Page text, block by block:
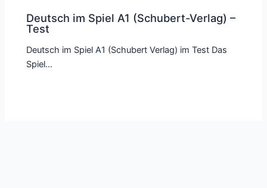
Deutsch im Spiel A1 (Schubert-Verlag) –
Test
Deutsch im Spiel A1 (Schubert Verlag) im Test Das
Spiel…